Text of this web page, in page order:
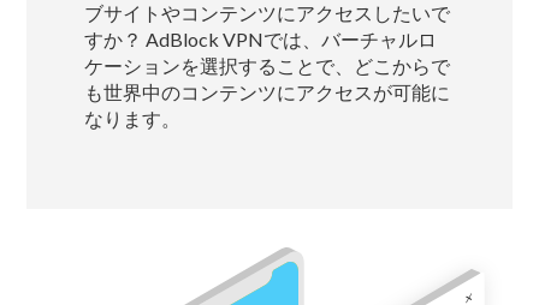
ブサイトやコンテンツにアクセスしたいで
すか？ AdBlock VPNでは、バーチャルロ
ケーションを選択することで、どこからで
も世界中のコンテンツにアクセスが可能に
なります。